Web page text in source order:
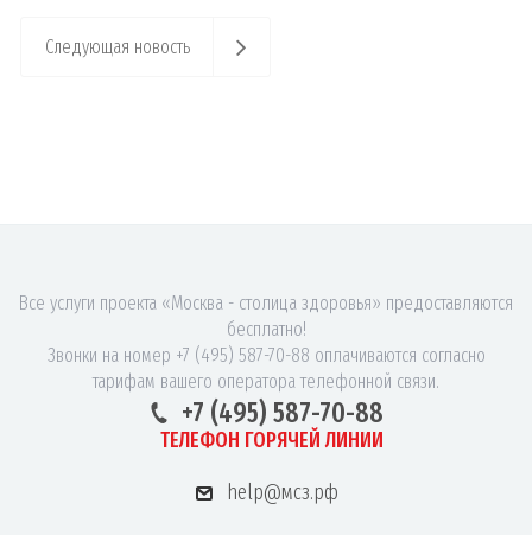
Следующая новость
Все услуги проекта «Москва - столица здоровья» предоставляются
бесплатно!
Звонки на номер +7 (495) 587-70-88 оплачиваются согласно
тарифам вашего оператора телефонной связи.
+7 (495) 587-70-88
ТЕЛЕФОН ГОРЯЧЕЙ ЛИНИИ
help@мсз.рф